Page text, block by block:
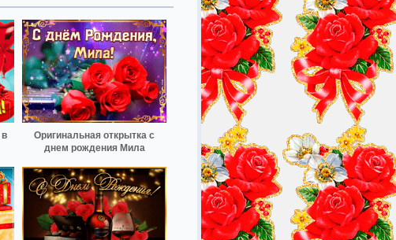
Оригинальная открытка с
днем рождения Мила